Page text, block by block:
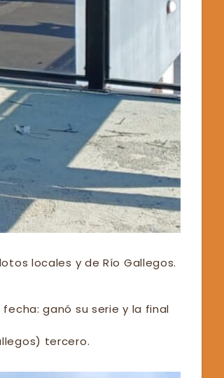
locales y de Río Gallegos.
ganó su serie y la final
tercero.